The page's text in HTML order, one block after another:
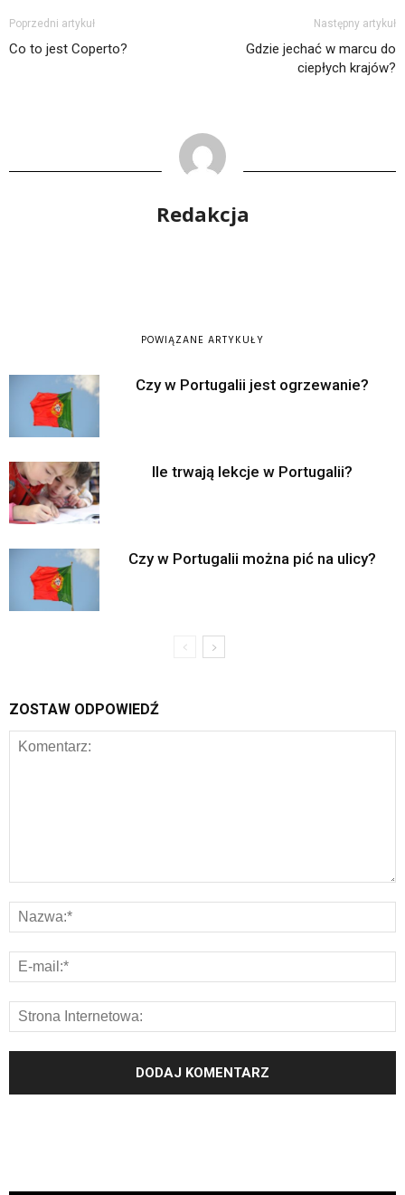
Poprzedni artykuł
Co to jest Coperto?
Następny artykuł
Gdzie jechać w marcu do
ciepłych krajów?
Redakcja
POWIĄZANE ARTYKUŁY
Czy w Portugalii jest ogrzewanie?
Ile trwają lekcje w Portugalii?
Czy w Portugalii można pić na ulicy?
ZOSTAW ODPOWIEDŹ